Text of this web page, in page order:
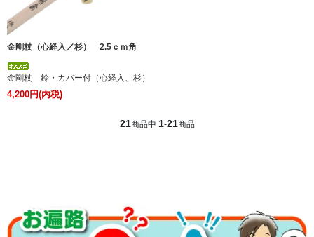
金剛杖（心経入／杉） 2.5ｃｍ角
金剛杖 鈴・カバー付（心経入、杉）
4,200円(内税)
21商品中 1-21商品